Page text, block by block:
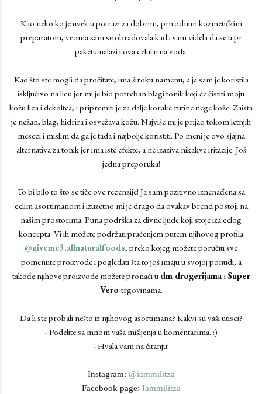
Kao neko ko je uvek u potrazi za dobrim, prirodnim kozmetičkim
preparatom, veoma sam se obradovala kada sam videla da se u pr
paketu nalazi i ova celularna voda.
Kao što ste mogli da pročitate, ima široku namenu, a ja sam je koristila
isključivo na licu jer mi je bio potreban blagi tonik koji će čistiti moju
kožu lica i dekoltea, i pripremiti je za dalje korake rutine nege kože. Zaista
je nežan, blag, hidrira i osvežava kožu. Najviše mi je prijao tokom letnjih
meseci i mislim da ga je tada i najbolje koristiti. Po meni je ovo sjajna
alternativa za tonik jer ima iste efekte, a ne izaziva nikakve iritacije. Još
jedna preporuka!
To bi bilo to što se tiče ove recenzije! Ja sam pozitivno iznenađena sa
celim asortimanom i izuzetno mi je drago da ovakav brend postoji na
našim prostorima. Puna podrška za divne ljude koji stoje iza celog
koncepta. Vi ih možete podržati praćenjem putem njihovog profila
@giveme3.allnaturalfoods, preko kojeg možete poručiti sve
pomenute proizvode i pogledati šta to još imaju u svojoj ponudi, a
takođe njihove proizvode možete pronaći u dm drogerijama iSuper
Vero trgovinama.
Da li ste probali nešto iz njihovog asortimana? Kakvi su vaši utisci?
- Podelite sa mnom vaša mišljenja u komentarima. :)
- Hvala vam na čitanju!
Instagram: @iammilitza
Facebook page: Iammilitza